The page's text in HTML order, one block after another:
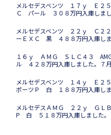
メルセデスベンツ １７ｙ Ｅ
Ｃ パール ３０８万円入庫しま
メルセデスベンツ ２２ｙ Ｃ
ーＥＸＣ 黒 ４８８万円入庫し
１６ｙ ＡＭＧ ＳＬＣ４３
ル ４２８万円入庫しました。７
メルセデスベンツ １４ｙ Ｅ
ポーツＰ 白 １８８万円入庫し
メルセデスＡＭＧ ２２ｙ ＧＬ
P 白 ５１８万円入庫しました。